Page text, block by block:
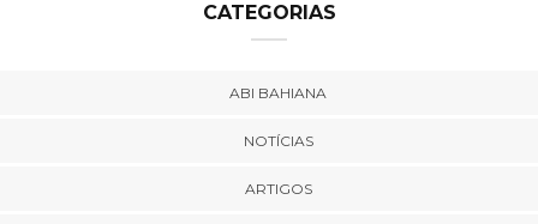
CATEGORIAS
ABI BAHIANA
NOTÍCIAS
ARTIGOS